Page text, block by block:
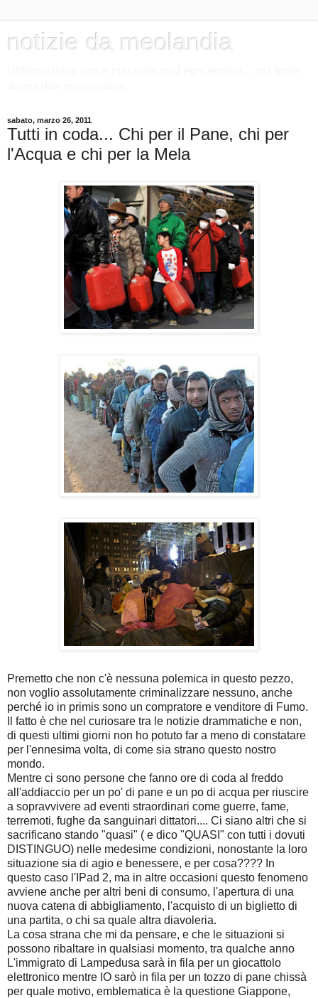
notizie da meolandia
sabato, marzo 26, 2011
Tutti in coda... Chi per il Pane, chi per
l'Acqua e chi per la Mela
Premetto che non c'è nessuna polemica in questo pezzo,
non voglio assolutamente criminalizzare nessuno, anche
perché io in primis sono un compratore e venditore di Fumo.
Il fatto è che nel curiosare tra le notizie drammatiche e non,
di questi ultimi giorni non ho potuto far a meno di constatare
per l'ennesima volta, di come sia strano questo nostro
mondo.
Mentre ci sono persone che fanno ore di coda al freddo
all'addiaccio per un po' di pane e un po di acqua per riuscire
a sopravvivere ad eventi straordinari come guerre, fame,
terremoti, fughe da sanguinari dittatori.... Ci siano altri che si
sacrificano stando "quasi" ( e dico "QUASI" con tutti i dovuti
DISTINGUO) nelle medesime condizioni, nonostante la loro
situazione sia di agio e benessere, e per cosa???? In
questo caso l'IPad 2, ma in altre occasioni questo fenomeno
avviene anche per altri beni di consumo, l'apertura di una
nuova catena di abbigliamento, l'acquisto di un biglietto di
una partita, o chi sa quale altra diavoleria.
La cosa strana che mi da pensare, e che le situazioni si
possono ribaltare in qualsiasi momento, tra qualche anno
L'immigrato di Lampedusa sarà in fila per un giocattolo
elettronico mentre IO sarò in fila per un tozzo di pane chissà
per quale motivo, emblematica è la questione Giappone,